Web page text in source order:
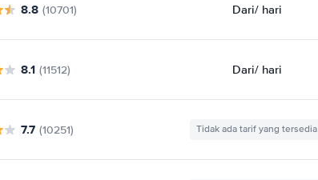
8.8 (10701) Dari/ hari
8.1 (11512) Dari/ hari
7.7 (10251) Tidak ada tarif yang tersedia